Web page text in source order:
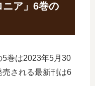
ア」6巻の
巻は2023年5月30
売される最新刊は6